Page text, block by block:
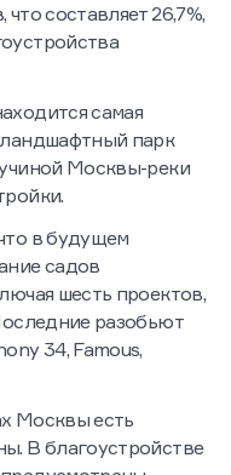
составляет 26,7%,
самая
парк
Москвы-реки
в будущем
садов
шесть проектов,
разобьют
34, Famous,
Москвы есть
В благоустройстве